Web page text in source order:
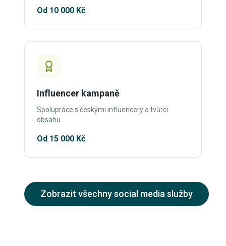
Od 10 000 Kč
Influencer kampaně
Spolupráce s českými influencery a tvůrci
obsahu
Od 15 000 Kč
Zobrazit všechny social media služby